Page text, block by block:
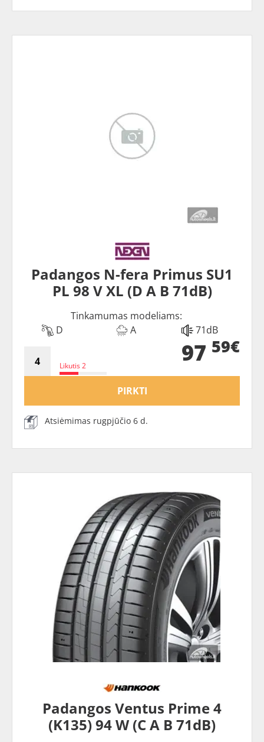
Padangos N-fera Primus SU1
PL 98 V XL (D A B 71dB)
Tinkamumas modeliams:
D
A 71dB
Likutis 2 97 59€
PIRKTI
Atsiėmimas rugpjūčio 6 d.
Padangos Ventus Prime 4
(K135) 94 W (C A B 71dB)